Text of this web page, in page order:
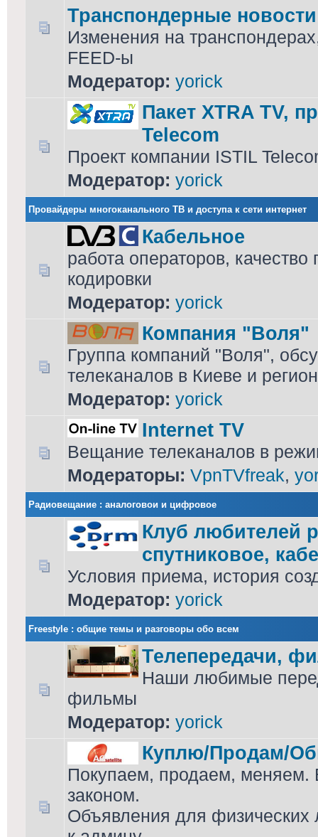
Транспондерные новости
Изменения на
FEED-ы
Модератор: yorick
Пакет XTRA TV,
Telecom
Проект компании ISTIL
Модератор: yorick
Провайдеры многоканального ТВ и доступа к сети интернет
Кабельное
работа операторов,
кодировки
Модератор: yorick
Компания "Воля"
Группа компаний "Воля",
телеканалов в Киеве и
Модератор: yorick
Internet TV
Вещание телеканалов в
Модераторы: VpnTVfreak,
Радиовещание : аналоговои и цифровое
Клуб любителей
спутниковое,
Условия приема, история
Модератор: yorick
Freestyle : общие темы и разговоры обо всем
Телепередачи,
Наши любимые
фильмы
Модератор: yorick
Куплю/Продам/
Покупаем, продаем, меняем.
законом.
Объявления для